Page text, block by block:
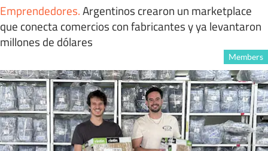
Emprendedores.Argentinos crearon un marketplace
que conecta comercios con fabricantes y ya levantaron
millones de dólares
Members